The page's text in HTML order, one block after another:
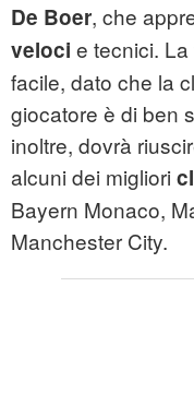
De Boer, che
veloci e tecnici.
facile, dato che la
giocatore è di ben
inoltre, dovrà
alcuni dei migliori
Bayern Monaco,
Manchester City.